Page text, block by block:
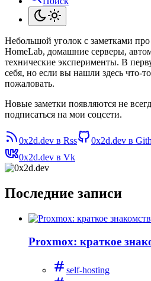
Небольшой уголок с заметками
HomeLab, домашние серверы,
технические эксперименты. В
себя, но если вы нашли здесь что-
пожаловать.
Новые заметки появляются не
подписаться на мои соцсети.
0x2d.dev в Rss 0x2d.dev в
0x2d.dev в Vk
Последние записи
Proxmox: краткое
self-hosting